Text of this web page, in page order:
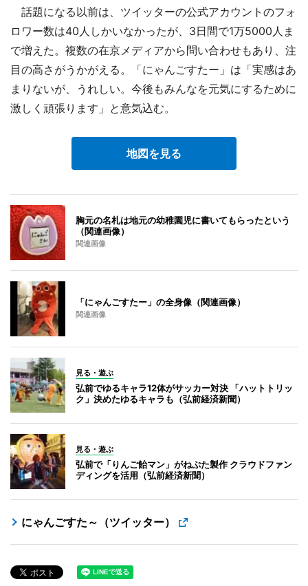
話題になる以前は、ツイッターの公式アカウントのフォ
ロワー数は40人しかいなかったが、3日間で1万5000人ま
で増えた。複数の在京メディアから問い合わせもあり、注
目の高さがうかがえる。「にゃんごすたー」は「実感はあ
まりないが、うれしい。今後もみんなを元気にするために
激しく頑張ります」と意気込む。
地図を見る
胸元の名札は地元の幼稚園児に書いてもらったという
（関連画像）
関連画像
「にゃんごすたー」の全身像（関連画像）
関連画像
見る・遊ぶ
弘前でゆるキャラ12体がサッカー対決 「ハットトリッ
ク」決めたゆるキャラも（弘前経済新聞）
見る・遊ぶ
弘前で「りんご飴マン」がねぷた製作 クラウドファン
ディングを活用（弘前経済新聞）
にゃんごすた～（ツイッター）